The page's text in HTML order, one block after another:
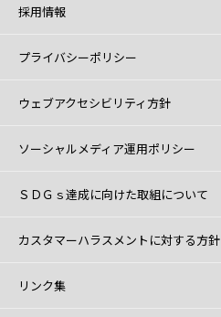
採用情報
プライバシーポリシー
ウェブアクセシビリティ方針
ソーシャルメディア運用ポリシー
ＳＤＧｓ達成に向けた取組について
カスタマーハラスメントに対する方針
リンク集